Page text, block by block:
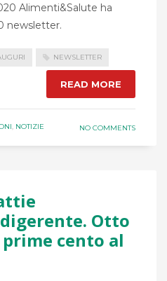
Alimenti&Salute ha
newsletter.
NEWSLETTER
READ MORE
, NOTIZIE NO COMMENTS
Otto
cento al